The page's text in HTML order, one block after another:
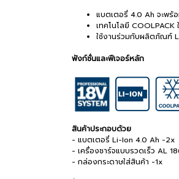
แบตเตอรี่ 4.0 Ah จะพร้
เทคโนโลยี
ใช้งานร่วมกับผลิตภัณฑ์
ฟังก์ชั่นและฟีเจอร์หลัก
สินค้าประกอบด้วย
- แบตเตอรี่ Li-Ion 4.0 Ah -2x
- เครื่องชาร์จแบบรวดเร็ว AL
- กล่องกระดาษใส่สินค้า -1x